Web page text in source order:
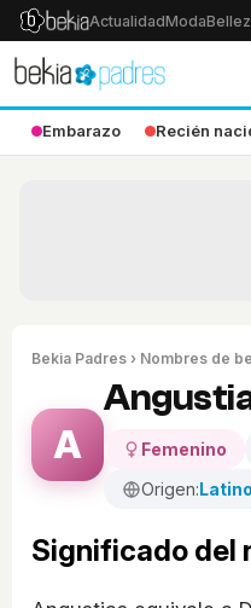
ActualidadModa
Embarazo Recién
Bekia Padres › Nombres de
A Femenino
Origen:Latino
Significado del